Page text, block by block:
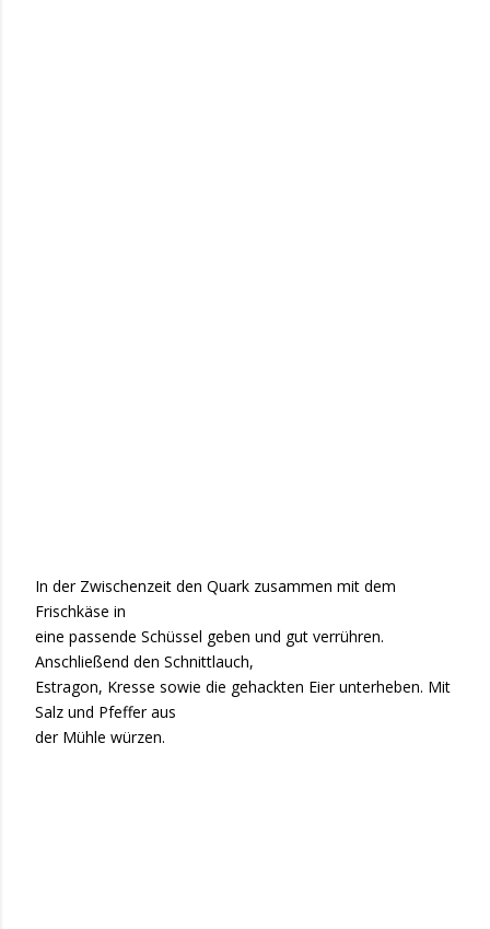
In der Zwischenzeit den Quark zusammen mit dem
Frischkäse in
eine passende Schüssel geben und gut verrühren.
Anschließend den Schnittlauch,
Estragon, Kresse sowie die gehackten Eier unterheben. Mit
Salz und Pfeffer aus
der Mühle würzen.